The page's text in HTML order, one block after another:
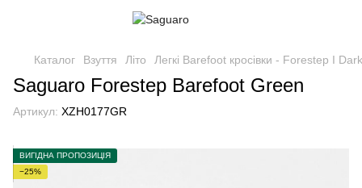
Каталог Взуття Літо Легкі Barefoot кросівки - Forestep I
Saguaro Forestep Barefoot Green
Артикул: XZH0177GR
ВИГІДНА ПРОПОЗИЦІЯ
−25%